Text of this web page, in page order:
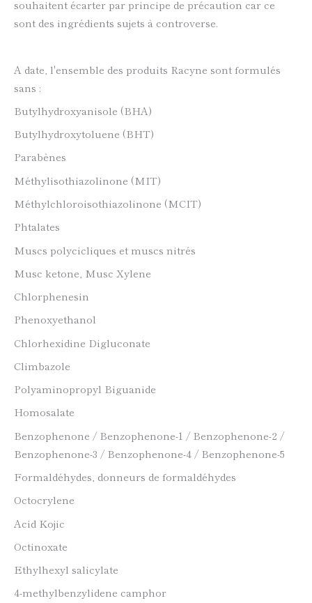
souhaitent écarter par principe de précaution car ce
sont des ingrédients sujets à controverse.
A date, l'ensemble des produits Racyne sont formulés
sans :
Butylhydroxyanisole (BHA)
Butylhydroxytoluene (BHT)
Parabènes
Méthylisothiazolinone (MIT)
Méthylchloroisothiazolinone (MCIT)
Phtalates
Muscs polycicliques et muscs nitrés
Musc ketone, Musc Xylene
Chlorphenesin
Phenoxyethanol
Chlorhexidine Digluconate
Climbazole
Polyaminopropyl Biguanide
Homosalate
Benzophenone / Benzophenone-1 / Benzophenone-2 /
Benzophenone-3 / Benzophenone-4 / Benzophenone-5
Formaldéhydes, donneurs de formaldéhydes
Octocrylene
Acid Kojic
Octinoxate
Ethylhexyl salicylate
4-methylbenzylidene camphor